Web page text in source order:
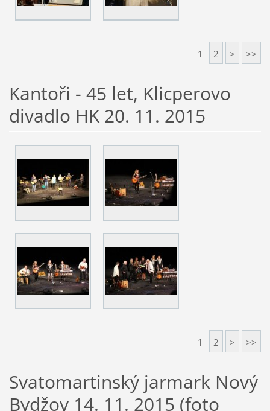
1 2 > >>
Kantoři - 45 let, Klicperovo
divadlo HK 20. 11. 2015
1 2 > >>
Svatomartinský jarmark Nový
Bydžov 14. 11. 2015 (foto